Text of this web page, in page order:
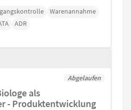
Warenannahme
ADR
Abgelaufen
als
- Produktentwicklung